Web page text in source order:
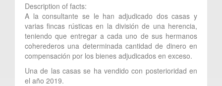
Description of facts:
A la consultante se le han adjudicado dos casas y
varias fincas rústicas en la división de una herencia,
teniendo que entregar a cada uno de sus hermanos
coherederos una determinada cantidad de dinero en
compensación por los bienes adjudicados en exceso.
Una de las casas se ha vendido con posterioridad en
el año 2019.